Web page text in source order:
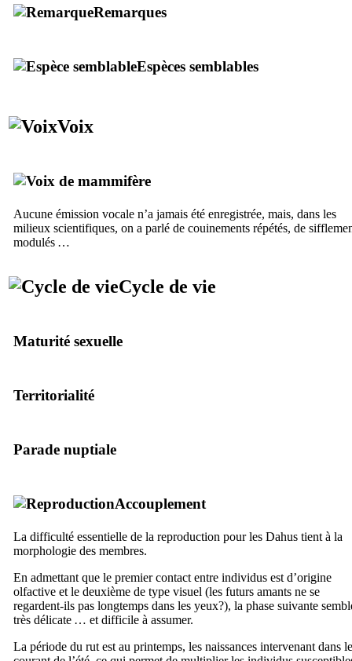
Remarques
Espèces semblables
Voix
Aucune émission vocale n’a jamais été enregistrée, mais, dans les
milieux scientifiques, on a parlé de couinements répétés, de
modulés …
Cycle de vie
Maturité sexuelle
Territorialité
Parade nuptiale
Accouplement
La difficulté essentielle de la reproduction pour les Dahus tient à la
morphologie des membres.
En admettant que le premier contact entre individus est d’origine
olfactive et le deuxième de type visuel (les futurs amants ne se
regardent-ils pas longtemps dans les yeux?), la phase suivante
très délicate … et difficile à assumer.
La période du rut est au printemps, les naissances intervenant dans le